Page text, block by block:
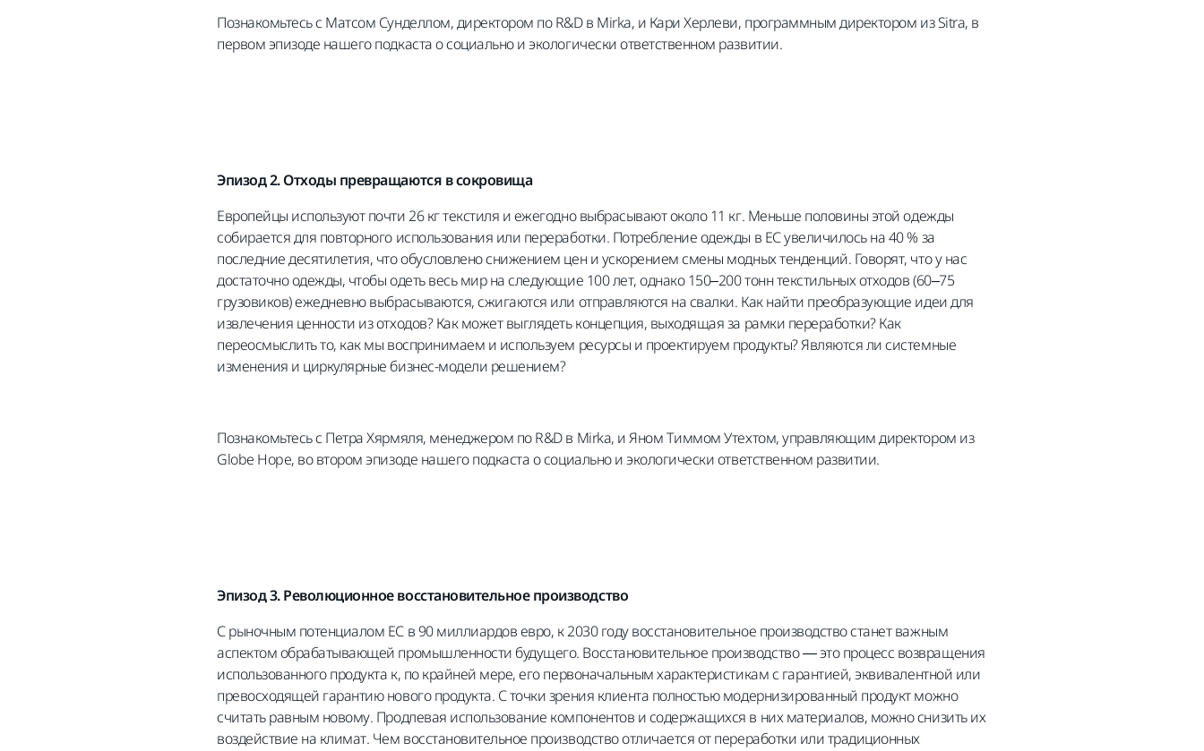
Познакомьтесь с Матсом Сунделлом, директором по R&D в Mirka, и Кари Херлеви, программным директором из Sitra, в
первом эпизоде нашего подкаста о социально и экологически ответственном развитии.
Эпизод 2. Отходы превращаются в сокровища
Европейцы используют почти 26 кг текстиля и ежегодно выбрасывают около 11 кг. Меньше половины этой одежды
собирается для повторного использования или переработки. Потребление одежды в ЕС увеличилось на 40 % за
последние десятилетия, что обусловлено снижением цен и ускорением смены модных тенденций. Говорят, что у нас
достаточно одежды, чтобы одеть весь мир на следующие 100 лет, однако 150–200 тонн текстильных отходов (60–75
грузовиков) ежедневно выбрасываются, сжигаются или отправляются на свалки. Как найти преобразующие идеи для
извлечения ценности из отходов? Как может выглядеть концепция, выходящая за рамки переработки? Как
переосмыслить то, как мы воспринимаем и используем ресурсы и проектируем продукты? Являются ли системные
изменения и циркулярные бизнес-модели решением?
Познакомьтесь с Петра Хярмяля, менеджером по R&D в Mirka, и Яном Тиммом Утехтом, управляющим директором из
Globe Hope, во втором эпизоде нашего подкаста о социально и экологически ответственном развитии.
Эпизод 3. Революционное восстановительное производство
С рыночным потенциалом ЕС в 90 миллиардов евро, к 2030 году восстановительное производство станет важным
аспектом обрабатывающей промышленности будущего. Восстановительное производство — это процесс возвращения
использованного продукта к, по крайней мере, его первоначальным характеристикам с гарантией, эквивалентной или
превосходящей гарантию нового продукта. С точки зрения клиента полностью модернизированный продукт можно
считать равным новому. Продлевая использование компонентов и содержащихся в них материалов, можно снизить их
воздействие на климат. Чем восстановительное производство отличается от переработки или традиционных